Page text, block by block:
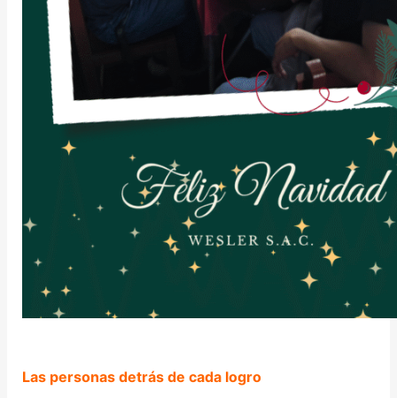
Las personas detrás de cada logro